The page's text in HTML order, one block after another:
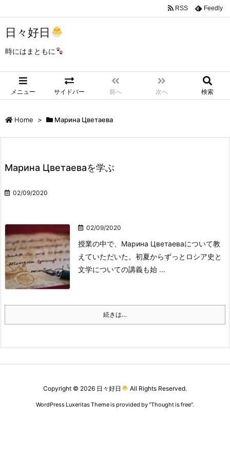
日々好日
時にはまともに
メニュー サイドバー 前へ 次へ 検索
RSS Feedly
Home > Марина Цветаева
Марина Цветаеваを学ぶ
02/09/2020
02/09/2020
授業の中で、Марина Цветаеваについて教
えていただいた。 初夏からずっとロシア史と
文学についての講義も始 ...
続きは…
Copyright © 2026 日々好日 All Rights Reserved.
WordPress Luxeritas Theme is provided by "Thought is free".